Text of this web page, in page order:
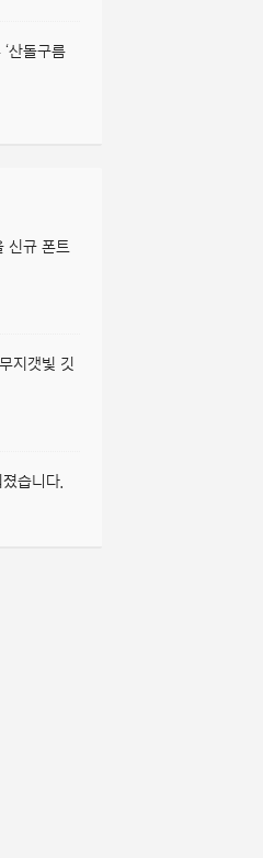
산돌구름
신규 폰트
지갯빛 깃
습니다.